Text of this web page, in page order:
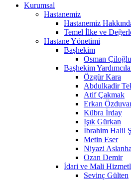
Kurumsal
Hastanemiz
Hastanemiz
Temel İlke ve
Hastane Yönetimi
Başhekim
Osman Çiloğlu
Başhekim
Özgür Kara
Abdulkadir
Atif Çakmak
Erkan
Kübra İrday
Işık Gürkan
İbrahim Halil
Metin Eser
Niyazi
Ozan Demir
İdari ve Mali
Sevinç Gülten